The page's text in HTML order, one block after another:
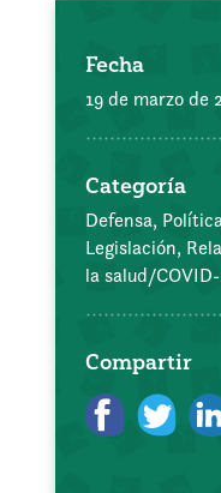
Fecha
19 de marzo de
Categoría
Defensa,
Legislación,
la salud/
Compartir